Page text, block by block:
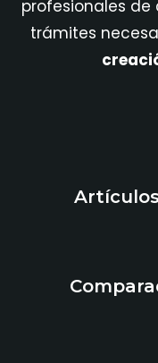
profesionales
trámites